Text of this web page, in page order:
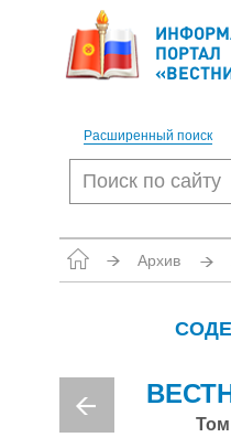
ПОРТАЛ
Расширенный поиск
Архив